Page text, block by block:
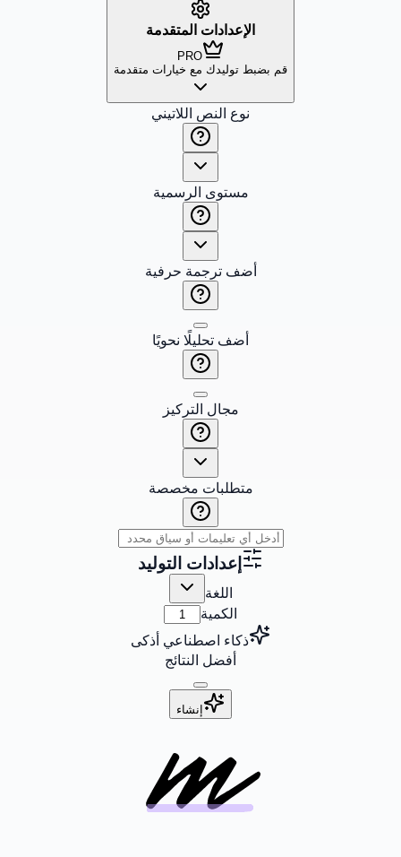
الإعدادات المتقدمة
PRO
قم بضبط توليدك مع خيارات متقدمة
نوع النص اللاتيني
مستوى الرسمية
أضف ترجمة حرفية
أضف تحليلًا نحويًا
مجال التركيز
متطلبات مخصصة
إعدادات التوليد
اللغة
الكمية
ذكاء اصطناعي أذكى
أفضل النتائج
إنشاء